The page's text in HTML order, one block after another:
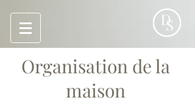
Organisation de la
maison